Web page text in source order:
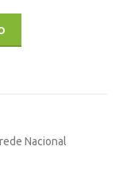
Nacional